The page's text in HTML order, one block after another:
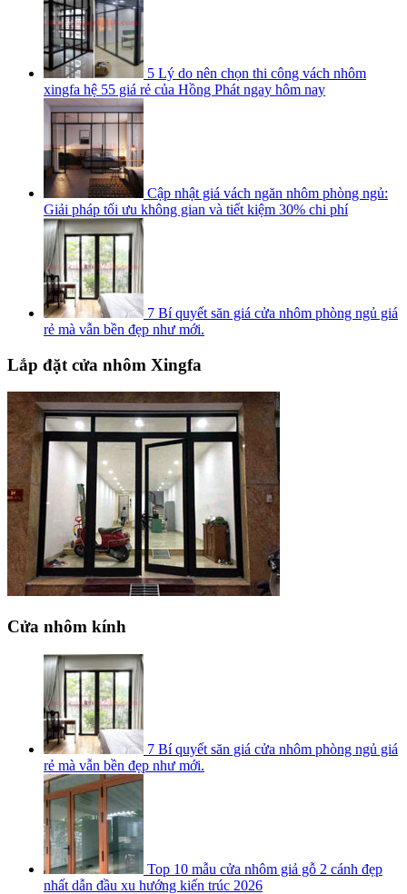
5 Lý do nên chọn thi công vách nhôm
xingfa hệ 55 giá rẻ của Hồng Phát ngay hôm nay
Cập nhật giá vách ngăn nhôm phòng ngủ:
Giải pháp tối ưu không gian và tiết kiệm 30% chi phí
7 Bí quyết săn giá cửa nhôm phòng ngủ giá
rẻ mà vẫn bền đẹp như mới.
Lắp đặt cửa nhôm Xingfa
Cửa nhôm kính
7 Bí quyết săn giá cửa nhôm phòng ngủ giá
rẻ mà vẫn bền đẹp như mới.
Top 10 mẫu cửa nhôm giả gỗ 2 cánh đẹp
nhất dẫn đầu xu hướng kiến trúc 2026